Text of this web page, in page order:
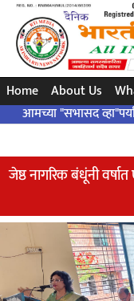
Home About Us
"सभासद व्हा"पर्यायाला
जेष्ठ नागरिक बंधूंनी